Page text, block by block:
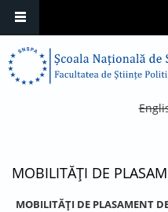
MOBILITĂȚI DE
MOBILITĂȚI DE PLASAMENT